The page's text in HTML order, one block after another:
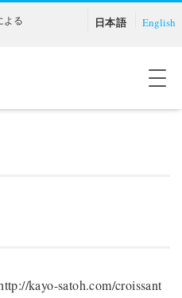
日本語 English
よる
ナ
kayo-satoh.com/croissant